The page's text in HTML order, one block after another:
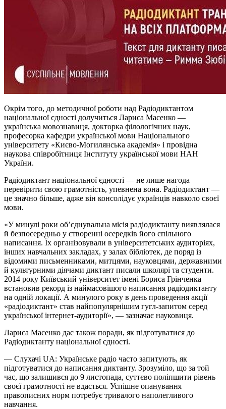
Окрім того, до методичної роботи над Радіодиктантом
національної єдності долучиться Лариса Масенко —
українська мовознавиця, докторка філологічних наук,
професорка кафедри української мови Національного
університету «Києво-Могилянська академія» і провідна
наукова співробітниця Інституту української мови НАН
України.
Радіодиктант національної єдності — не лише нагода
перевірити свою грамотність, упевнена вона. Радіодиктант —
це значно більше, адже він консолідує українців навколо своєї
мови.
«У минулі роки об’єднувальна місія радіодиктанту виявлялася
й безпосередньо у створенні осередків його спільного
написання. Їх організовували в університетських аудиторіях,
інших навчальних закладах, у залах бібліотек, де поряд із
відомими письменниками, митцями, науковцями, державними
й культурними діячами диктант писали школярі та студенти.
2014 року Київський університет імені Бориса Грінченка
встановив рекорд із наймасовішого написання радіодиктанту
на одній локації. А минулого року в день проведення акції
«радіодиктант» став найпопулярнішим гугл-запитом серед
української інтернет-аудиторії», — зазначає науковиця.
Лариса Масенко дає також поради, як підготуватися до
Радіодиктанту національної єдності.
— Слухачі UA: Українське радіо часто запитують, як
підготуватися до написання диктанту. Зрозуміло, що за той
час, що залишився до 9 листопада, суттєво поліпшити рівень
своєї грамотності не вдасться. Успішне опанування
правописних норм потребує тривалого наполегливого
навчання.